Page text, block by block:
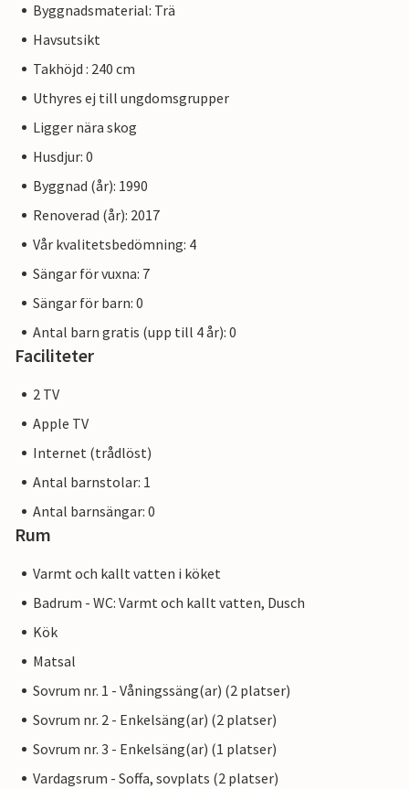
Byggnadsmaterial: Trä
Havsutsikt
Takhöjd : 240 cm
Uthyres ej till ungdomsgrupper
Ligger nära skog
Husdjur: 0
Byggnad (år): 1990
Renoverad (år): 2017
Vår kvalitetsbedömning: 4
Sängar för vuxna: 7
Sängar för barn: 0
Antal barn gratis (upp till 4 år): 0
Faciliteter
2 TV
Apple TV
Internet (trådlöst)
Antal barnstolar: 1
Antal barnsängar: 0
Rum
Varmt och kallt vatten i köket
Badrum - WC: Varmt och kallt vatten, Dusch
Kök
Matsal
Sovrum nr. 1 - Våningssäng(ar) (2 platser)
Sovrum nr. 2 - Enkelsäng(ar) (2 platser)
Sovrum nr. 3 - Enkelsäng(ar) (1 platser)
Vardagsrum - Soffa, sovplats (2 platser)